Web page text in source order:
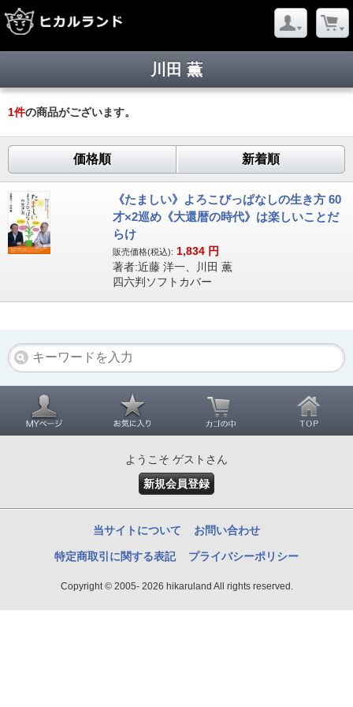
川田 薫
1件の商品がございます。
価格順 新着順
《たましい》よろこびっぱなしの生き方 60
才×2巡め《大還暦の時代》は楽しいことだ
らけ
販売価格(税込): 1,834 円
著者:近藤 洋一、川田 薫
四六判ソフトカバー
ようこそ ゲストさん
新規会員登録
当サイトについて お問い合わせ
特定商取引に関する表記 プライバシーポリシー
Copyright © 2005- 2026 hikaruland All rights reserved.